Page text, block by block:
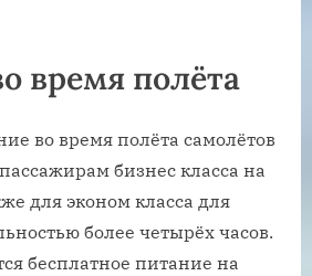
время полёта
во время полёта самолётов
бизнес класса на
для эконом класса для
более четырёх часов.
бесплатное питание на